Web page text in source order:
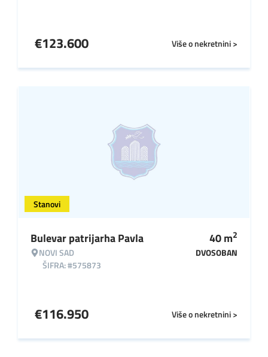
Više o nekretnini >
€123.600
Stanovi
Bulevar patrijarha Pavla
NOVI SAD
ŠIFRA: #575873
40m2
DVOSOBAN
Više o nekretnini >
€116.950